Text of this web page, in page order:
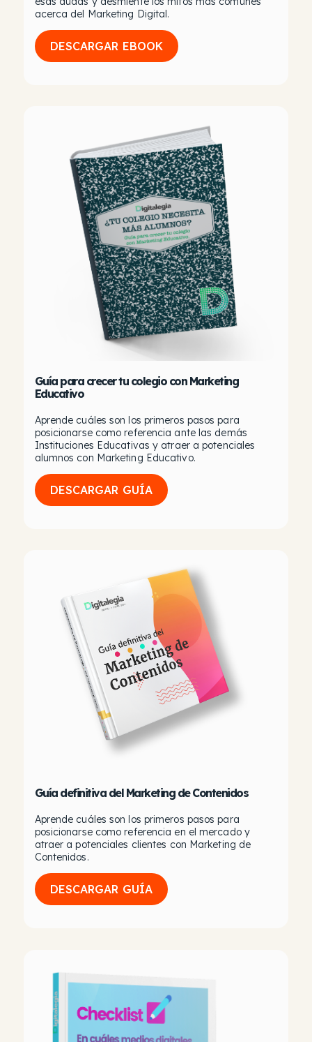
acerca del Marketing Digital.
DESCARGAR EBOOK
Guía para crecer tu colegio con Marketing
Educativo
Aprende cuáles son los primeros pasos para
posicionarse como referencia ante las demás
Instituciones Educativas y atraer a potenciales
alumnos con Marketing Educativo.
DESCARGAR GUÍA
Guía definitiva del Marketing de Contenidos
Aprende cuáles son los primeros pasos para
posicionarse como referencia en el mercado y
atraer a potenciales clientes con Marketing de
Contenidos.
DESCARGAR GUÍA